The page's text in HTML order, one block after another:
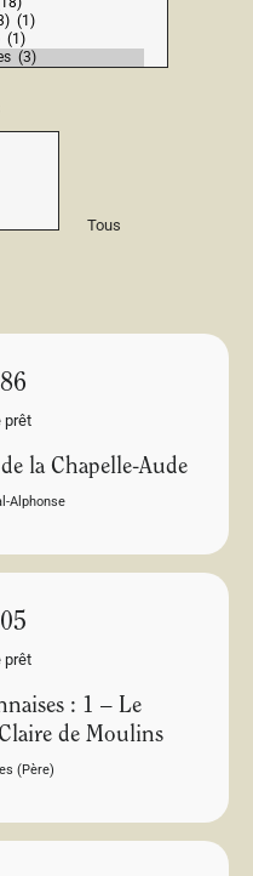
Tous
prêt
la Chapelle-Aude
Alphonse
prêt
: 1 – Le
de Moulins
(Père)